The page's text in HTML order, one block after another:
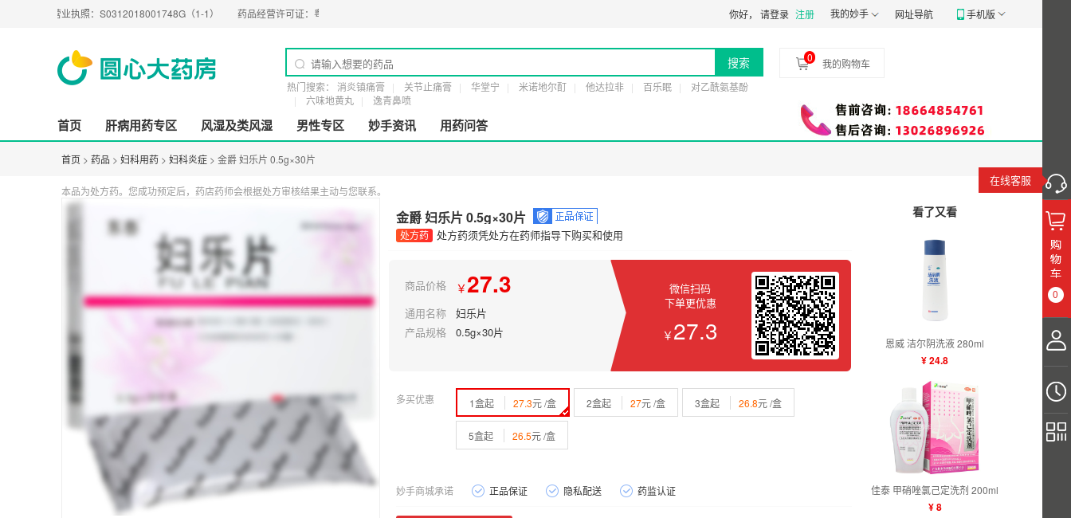
S0312018001748G（1-1） 药品经营许可证：粤BA0200274 粤穗食药监械经营备20191807号 食品经营许可证：JY14401030058197
你好， 请登录 注册 我的妙手 网址导航 手机版
搜索
热门搜索： 消炎镇痛膏 关节止痛膏 华堂宁 米诺地尔酊 他达拉非 百乐眠
对乙酰氨基酚
六味地黄丸
逸青鼻喷
0 我的购物车
首页 肝病用药专区 风湿及类风湿 男性专区 妙手资讯 用药问答
在线客服
0
首页 > 药品 > 妇科用药 > 妇科炎症 > 金爵 妇乐片 0.5g×30片
本品为处方药。您成功预定后，药店药师会根据处方审核结果主动与您联系。
金爵 妇乐片 0.5g×30片
处方药 处方药须凭处方在药师指导下购买和使用
商品价格 ￥27.3
通用名称
妇乐片
产品规格
0.5g×30片
微信扫码
下单更优惠
￥ 27.3
多买优惠 1盒起 27.3元 /盒 2盒起 27元 /盒 3盒起 26.8元 /盒
5盒起 26.5元 /盒
妙手商城承诺 正品保证 隐私配送 药监认证
看了又看
恩威 洁尔阴洗液 280ml
¥ 24.8
佳泰 甲硝唑氯己定洗剂 200ml
¥ 8